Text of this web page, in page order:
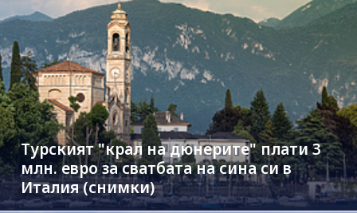
Турският "крал на дюнерите" плати 3
млн. евро за сватбата на сина си в
Италия (снимки)